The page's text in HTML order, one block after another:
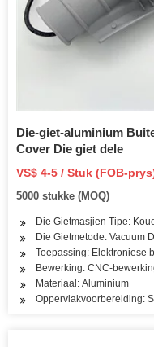
Die-giet-aluminium
Cover Die giet dele
VS$ 4-5 / Stuk (FOB-
5000 stukke (MOQ)
Die Gietmasjien Tipe:
Die Gietmetode: Vacuum
Toepassing: Elektroniese
Bewerking: CNC-
Materiaal: Aluminium
Oppervlakvoorbereiding: